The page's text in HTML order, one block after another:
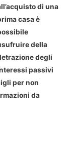
di una
casa è
della
degli
passivi
per non
da